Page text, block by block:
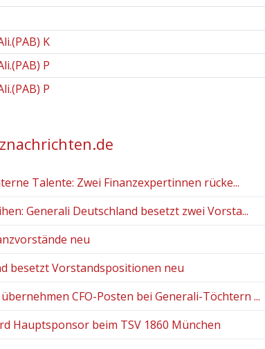
K
P
P
Talente: Zwei Finanzexpertinnen rücke...
Generali Deutschland besetzt zwei Vorsta...
neu
besetzt Vorstandspositionen neu
CFO-Posten bei Generali-Töchtern ...
Hauptsponsor beim TSV 1860 München